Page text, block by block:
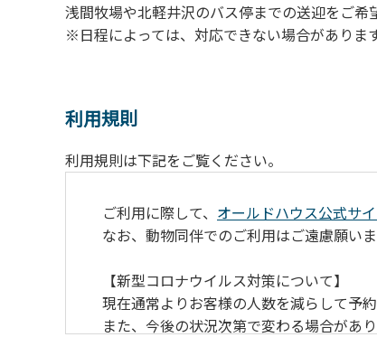
浅間牧場や北軽井沢のバス停までの送迎をご希
※日程によっては、対応できない場合がありま
利用規則
利用規則は下記をご覧ください。
ご利用に際して、 オールドハウス公式サ
なお、動物同伴でのご利用はご遠慮願いま
【新型コロナウイルス対策について】
現在通常よりお客様の人数を減らして予約
また、今後の状況次第で変わる場合があ